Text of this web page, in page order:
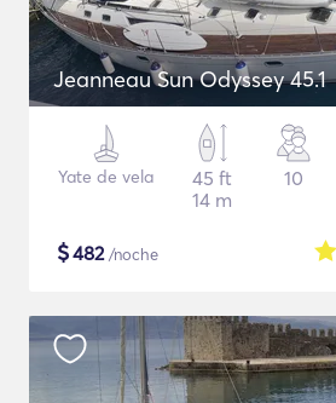
Jeanneau Sun Odyssey 45.1
Yate de vela
45 ft
14 m
10
$482/noche